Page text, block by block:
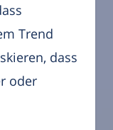
Trend
dass
oder